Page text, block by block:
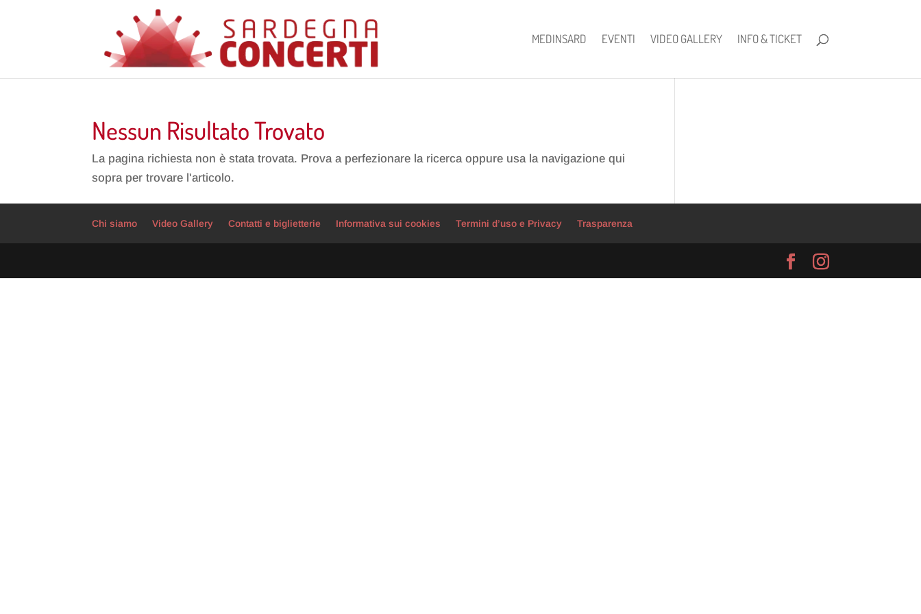
MEDINSARD EVENTI VIDEO GALLERY INFO & TICKET
Nessun Risultato Trovato
La pagina richiesta non è stata trovata. Prova a perfezionare la ricerca oppure usa la navigazione qui
sopra per trovare l'articolo.
Chi siamo Video Gallery Contatti e biglietterie Informativa sui cookies Termini d’uso e Privacy Trasparenza